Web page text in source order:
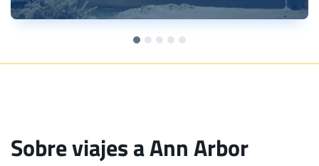
Sobre viajes a Ann Arbor